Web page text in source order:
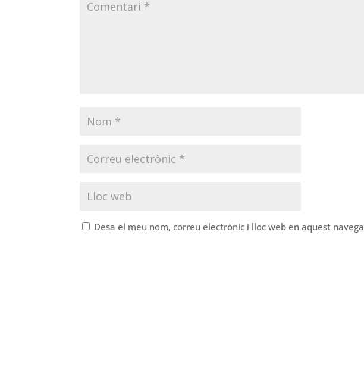
Desa el meu nom, correu electrònic i lloc web en aquest